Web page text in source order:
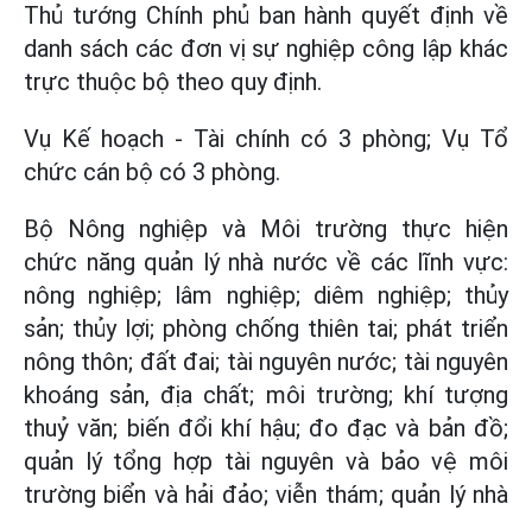
Thủ tướng Chính phủ ban hành quyết định về
danh sách các đơn vị sự nghiệp công lập khác
trực thuộc bộ theo quy định.
Vụ Kế hoạch - Tài chính có 3 phòng; Vụ Tổ
chức cán bộ có 3 phòng.
Bộ Nông nghiệp và Môi trường thực hiện
chức năng quản lý nhà nước về các lĩnh vực:
nông nghiệp; lâm nghiệp; diêm nghiệp; thủy
sản; thủy lợi; phòng chống thiên tai; phát triển
nông thôn; đất đai; tài nguyên nước; tài nguyên
khoáng sản, địa chất; môi trường; khí tượng
thuỷ văn; biến đổi khí hậu; đo đạc và bản đồ;
quản lý tổng hợp tài nguyên và bảo vệ môi
trường biển và hải đảo; viễn thám; quản lý nhà